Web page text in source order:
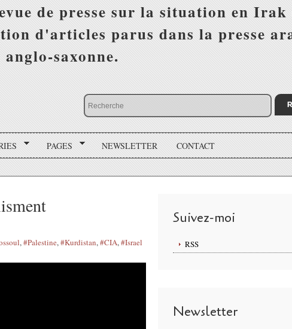
de presse sur la situation en Irak
d'articles parus dans la presse
anglo-saxonne.
PAGES NEWSLETTER CONTACT
,#Palestine,#Kurdistan,#CIA,#Israel
Suivez-moi
RSS
Newsletter